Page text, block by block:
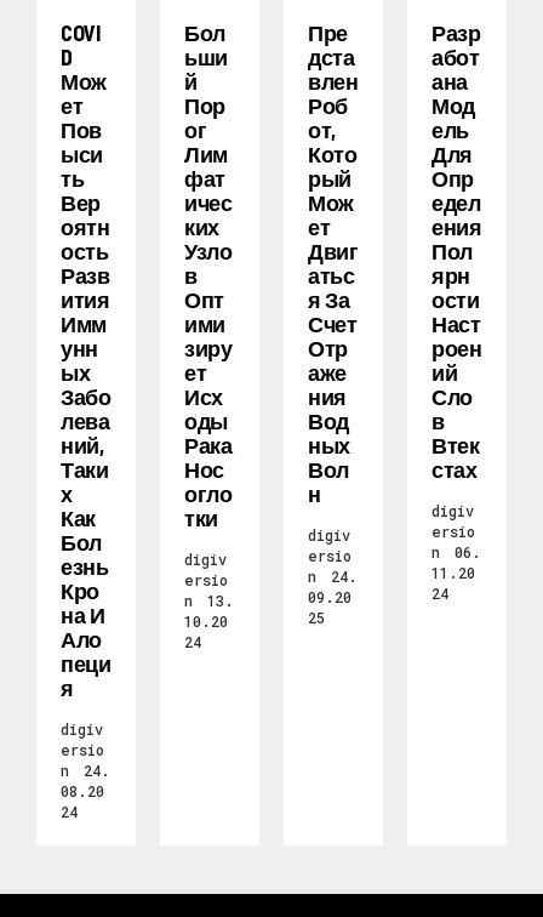
COVI
D
Мож
Ет
Пов
Ыси
Ть
Вер
Оятн
Ость
Разв
Ития
Имм
Унн
Ых
Забо
Лева
Ний,
Таки
Х
Как
Бол
Езнь
Кро
На И
Ало
Пеци
Я
digiv
ersio
n
24.
08.20
24
Бол
Ьши
Й
Пор
Ог
Лим
Фат
Ичес
Ких
Узло
В
Опт
Ими
Зиру
Ет
Исх
Оды
Рака
Нос
Огло
Тки
digiv
ersio
n
13.
10.20
24
Пре
Дста
Влен
Роб
От,
Кото
Рый
Мож
Ет
Двиг
Атьс
Я За
Счет
Отр
Аже
Ния
Вод
Ных
Вол
Н
digiv
ersio
n
24.
09.20
25
Разр
Абот
Ана
Мод
Ель
Для
Опр
Едел
Ения
Пол
Ярн
Ости
Наст
Роен
Ий
Сло
В
Втек
Стах
digiv
ersio
n
06.
11.20
24